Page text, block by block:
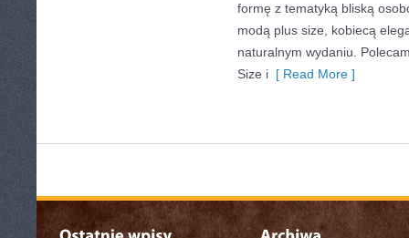
formę z tematyką bliską
modą plus size, kobiecą
naturalnym wydaniu.
Size i [ Read More ]